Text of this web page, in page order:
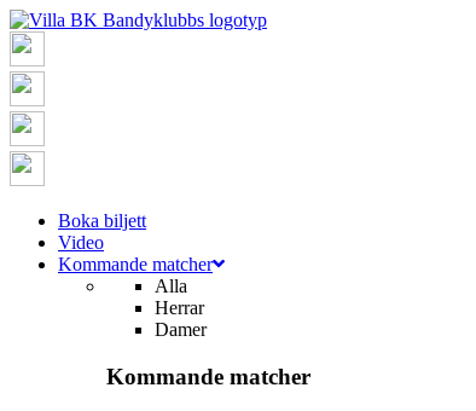
Boka biljett
Video
Kommande matcher
Alla
Herrar
Damer
Kommande matcher